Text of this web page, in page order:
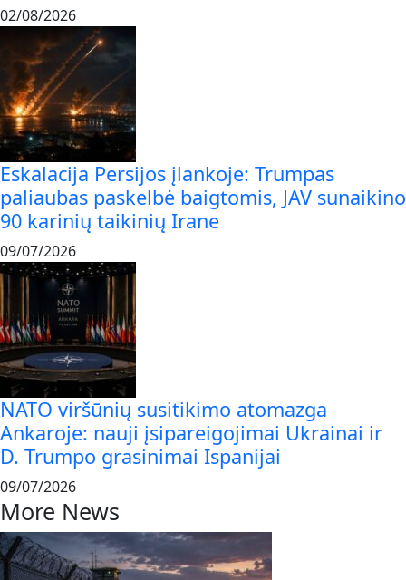
02/08/2026
Eskalacija Persijos įlankoje: Trumpas
paliaubas paskelbė baigtomis, JAV sunaikino
90 karinių taikinių Irane
09/07/2026
NATO viršūnių susitikimo atomazga
Ankaroje: nauji įsipareigojimai Ukrainai ir
D. Trumpo grasinimai Ispanijai
09/07/2026
More News